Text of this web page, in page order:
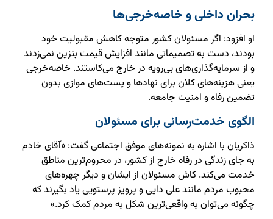
بحران داخلی و خاصه‌خرجی‌ها
او افزود: اگر مسئولان کشور متوجه کاهش مقبولیت خود
بودند، دست به تصمیماتی مانند افزایش قیمت بنزین نمی‌زدند
و از سرمایه‌گذاری‌های بی‌رویه در خارج می‌کاستند. خاصه‌خرجی
یعنی هزینه‌های کلان برای نهادها و پست‌های موازی بدون
تضمین رفاه و امنیت جامعه.
الگوی خدمت‌رسانی برای مسئولان
ذاکریان با اشاره به نمونه‌های موفق اجتماعی گفت: «آقای خادم
به جای زندگی در رفاه خارج از کشور، در محروم‌ترین مناطق
خدمت می‌کند. کاش مسئولان از ایشان و دیگر چهره‌های
محبوب مردم مانند علی دایی و پرویز پرستویی یاد بگیرند که
چگونه می‌توان به واقعی‌ترین شکل به مردم کمک کرد.»